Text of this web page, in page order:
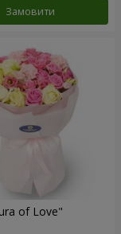
Замовити
of Love"